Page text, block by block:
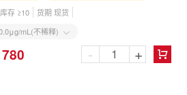
库存 ≥10
货期 现货
mL(不稀释) 
780 
- +